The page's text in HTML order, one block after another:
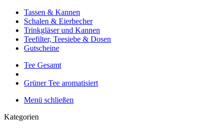
Tassen & Kannen
Schalen & Eierbecher
Trinkgläser und Kannen
Teefilter, Teesiebe & Dosen
Gutscheine
Tee Gesamt
Grüner Tee aromatisiert
Menü schließen
Kategorien